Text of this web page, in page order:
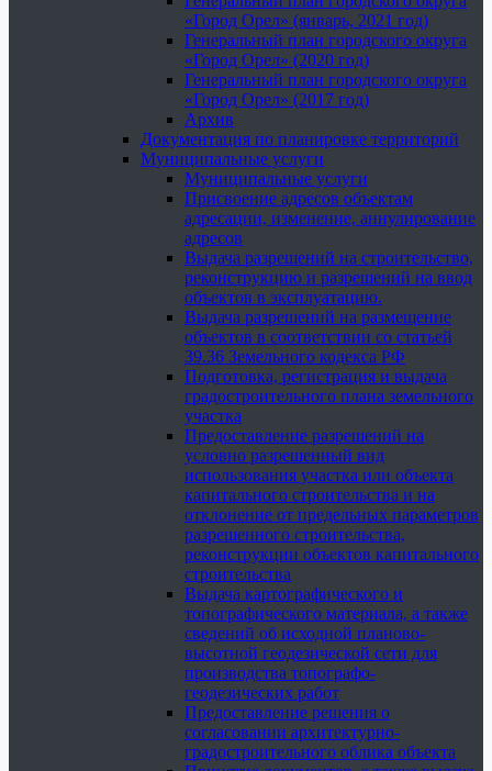
«Город Орел» (январь, 2021 год)
Генеральный план городского округа
«Город Орел» (2020 год)
Генеральный план городского округа
«Город Орел» (2017 год)
Архив
Документация по планировке территорий
Муниципальные услуги
Муниципальные услуги
Присвоение адресов объектам
адресации, изменение, аннулирование
адресов
Выдача разрешений на строительство,
реконструкцию и разрешений на ввод
объектов в эксплуатацию.
Выдача разрешений на размещение
объектов в соответствии со статьей
39.36 Земельного кодекса РФ
Подготовка, регистрация и выдача
градостроительного плана земельного
участка
Предоставление разрешений на
условно разрешенный вид
использования участка или объекта
капитального строительства и на
отклонение от предельных параметров
разрешенного строительства,
реконструкции объектов капитального
строительства
Выдача картографического и
топографического материала, а также
сведений об исходной планово-
высотной геодезической сети для
производства топографо-
геодезических работ
Предоставление решения о
согласовании архитектурно-
градостроительного облика объекта